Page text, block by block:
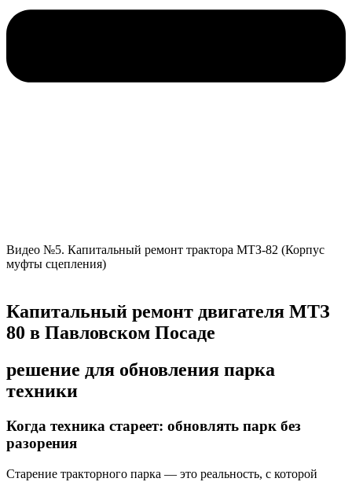
Видео №5. Капитальный ремонт трактора МТЗ-82 (Корпус
муфты сцепления)
Капитальный ремонт двигателя МТЗ
80 в Павловском Посаде
решение для обновления парка
техники
Когда техника стареет: обновлять парк без
разорения
Старение тракторного парка — это реальность, с которой